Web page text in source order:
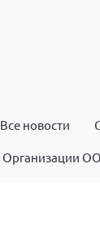
Все новости
Организации